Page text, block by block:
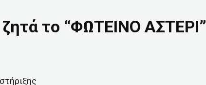
ζητά το “ΦΩΤΕΙΝΟ ΑΣΤΕΡΙ”